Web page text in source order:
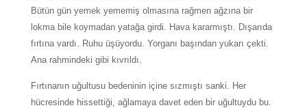
Bütün gün yemek yememiş olmasına rağmen ağzına bir
lokma bile koymadan yatağa girdi. Hava kararmıştı. Dışarıda
fırtına vardı. Ruhu üşüyordu. Yorganı başından yukarı çekti.
Ana rahmindeki gibi kıvrıldı.
Fırtınanın uğultusu bedeninin içine sızmıştı sanki. Her
hücresinde hissettiği, ağlamaya davet eden bir uğultuydu bu.